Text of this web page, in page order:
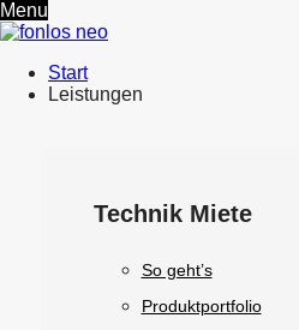
Menu
Start
Leistungen
Technik Miete
So geht’s
Produktportfolio